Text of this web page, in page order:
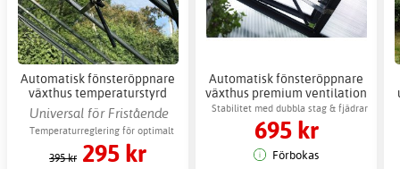
Automatisk fönsteröppnare
växthus temperaturstyrd
ventilation
Universal för Fristående
växthus
Temperaturreglering för optimalt
växtklimat
395 kr 295 kr
Automatisk fönsteröppnare
växthus premium ventilation
18-25°C
Stabilitet med dubbla stag & fjädrar
695 kr
Förbokas